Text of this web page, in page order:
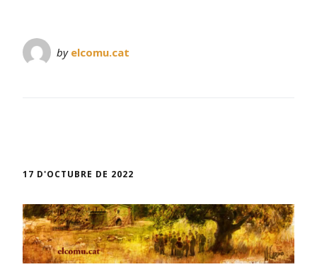
by elcomu.cat
17 D'OCTUBRE DE 2022